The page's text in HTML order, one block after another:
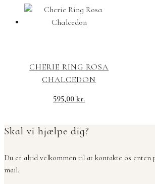
CHERIE RING ROSA
CHALCEDON
595,00kr.
Skal vi hjælpe dig?
Du er altid velkommen til at kontakte os enten
mail.